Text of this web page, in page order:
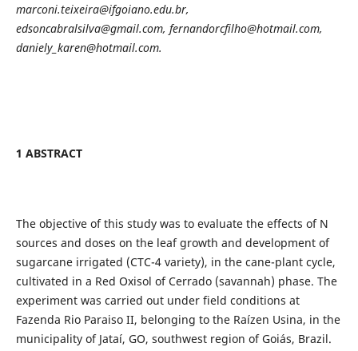
marconi.teixeira@ifgoiano.edu.br,
edsoncabralsilva@gmail.com, fernandorcfilho@hotmail.com,
daniely_karen@hotmail.com.
1 ABSTRACT
The objective of this study was to evaluate the effects of N
sources and doses on the leaf growth and development of
sugarcane irrigated (CTC-4 variety), in the cane-plant cycle,
cultivated in a Red Oxisol of Cerrado (savannah) phase. The
experiment was carried out under field conditions at
Fazenda Rio Paraiso II, belonging to the Raízen Usina, in the
municipality of Jataí, GO, southwest region of Goiás, Brazil.